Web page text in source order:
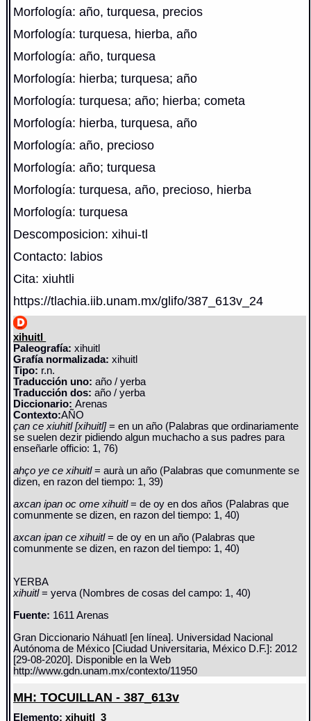
Morfología: año, turquesa, precios
Morfología: turquesa, hierba, año
Morfología: año, turquesa
Morfología: hierba; turquesa; año
Morfología: turquesa; año; hierba; cometa
Morfología: hierba, turquesa, año
Morfología: año, precioso
Morfología: año; turquesa
Morfología: turquesa, año, precioso, hierba
Morfología: turquesa
Descomposicion: xihui-tl
Contacto: labios
Cita: xiuhtli
https://tlachia.iib.unam.mx/glifo/387_613v_24
xihuitl
Paleografía: xihuitl
Grafía normalizada: xihuitl
Tipo: r.n.
Traducción uno: año / yerba
Traducción dos: año / yerba
Diccionario:Arenas
Contexto:AÑO
çan ce xiuhitl [xihuitl]= en un año (Palabras que ordinariamente
se suelen dezir pidiendo algun muchacho a sus padres para
enseñarle officio: 1, 76)
ahço ye ce xihuitl= aurà un año (Palabras que comunmente se
dizen, en razon del tiempo: 1, 39)
axcan ipan oc ome xihuitl= de oy en dos años (Palabras que
comunmente se dizen, en razon del tiempo: 1, 40)
axcan ipan ce xihuitl= de oy en un año (Palabras que
comunmente se dizen, en razon del tiempo: 1, 40)
YERBA
xihuitl= yerva (Nombres de cosas del campo: 1, 40)
Fuente: 1611 Arenas
Gran Diccionario Náhuatl [en línea]. Universidad Nacional
Autónoma de México [Ciudad Universitaria, México D.F.]: 2012
[29-08-2020]. Disponible en la Web
http://www.gdn.unam.mx/contexto/11950
MH: TOCUILLAN - 387_613v
Elemento:xihuitl_3